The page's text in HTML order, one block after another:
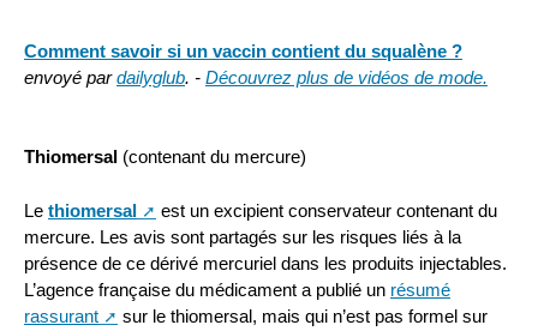
Comment savoir si un vaccin contient du squalène ?
envoyé pardailyglub. - Découvrez plus de vidéos de mode.
Thiomersal (contenant du mercure)
Le thiomersal
est un excipient conservateur contenant du
mercure. Les avis sont partagés sur les risques liés à la
présence de ce dérivé mercuriel dans les produits injectables.
L’agence française du médicament a publié un résumé
rassurant
sur le thiomersal, mais qui n’est pas formel sur